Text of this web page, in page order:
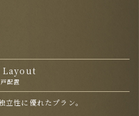
Layout
配置
性に優れたプラン。